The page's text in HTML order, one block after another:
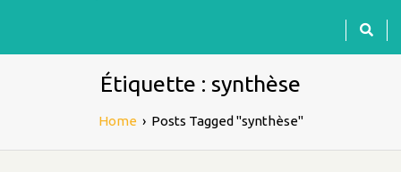
Étiquette : synthèse
Home › Posts Tagged "synthèse"